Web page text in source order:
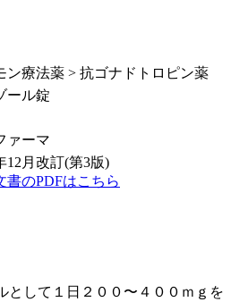
ン療法薬 > 抗ゴナドトロピン薬
ール錠
ァーマ
12月改訂(第3版)
書のPDFはこちら
として１日２００〜４００ｍｇを